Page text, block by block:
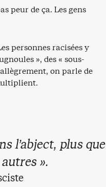
peur de ça. Les gens
personnes racisées y
», des « sous-
on parle de
l’abject, plus que
».